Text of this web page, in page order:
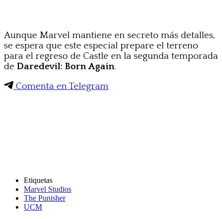
Aunque Marvel mantiene en secreto más detalles,
se espera que este especial prepare el terreno
para el regreso de Castle en la segunda temporada
de Daredevil: Born Again.
Comenta en Telegram
Etiquetas
Marvel Studios
The Punisher
UCM